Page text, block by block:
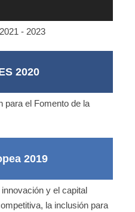
- 2023
2020
para el Fomento de la
2019
y el capital
la inclusión para